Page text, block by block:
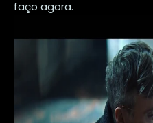
faço agora.